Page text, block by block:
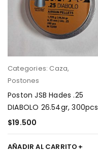
Categories: Caza,
Postones
Poston JSB Hades .25
DIABOLO 26.54gr, 300pcs
$19.500
AÑADIR AL CARRITO